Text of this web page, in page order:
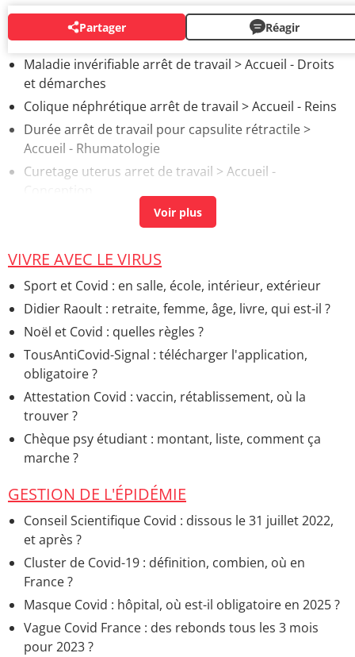
Partager Réagir
AUTOUR DU MÊME SUJET
Maladie invérifiable arrêt de travail > Accueil - Droits
et démarches
Colique néphrétique arrêt de travail > Accueil - Reins
Durée arrêt de travail pour capsulite rétractile>
Accueil - Rhumatologie
Curetage uterus arret de travail > Accueil -
Faux travail qui ne s'arrete pas
Arret de travail grippe> Accueil - Droits et démarches
Arrêt alcool ventre dégonflé combien de temps
Guide
Que faire si on a le Covid ? Peut-on travailler ?
Accueil - Vivre avec le virus
Durée travail accouchement> Accueil - Jour de
l'accouchement
Visage photo avant après arrêt tabac> Accueil - Tabac
VIVRE AVEC LE VIRUS
Sport et Covid : en salle, école, intérieur, extérieur
Didier Raoult : retraite, femme, âge, livre, qui est-il ?
Noël et Covid : quelles règles ?
TousAntiCovid-Signal : télécharger l'application,
obligatoire ?
Attestation Covid : vaccin, rétablissement, où la
trouver ?
Chèque psy étudiant : montant, liste, comment ça
marche ?
GESTION DE L'ÉPIDÉMIE
Conseil Scientifique Covid : dissous le 31 juillet 2022,
et après ?
Cluster de Covid-19 : définition, combien, où en
France ?
Masque Covid : hôpital, où est-il obligatoire en 2025 ?
Vague Covid France : des rebonds tous les 3 mois
pour 2023 ?